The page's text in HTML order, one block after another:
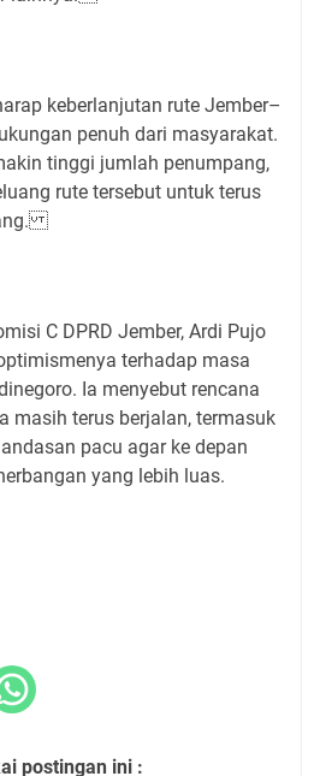
keberlanjutan rute Jember–
penuh dari masyarakat.
tinggi jumlah penumpang,
rute tersebut untuk terus
C DPRD Jember, Ardi Pujo
terhadap masa
Ia menyebut rencana
masih terus berjalan, termasuk
pacu agar ke depan
yang lebih luas.
postingan ini :